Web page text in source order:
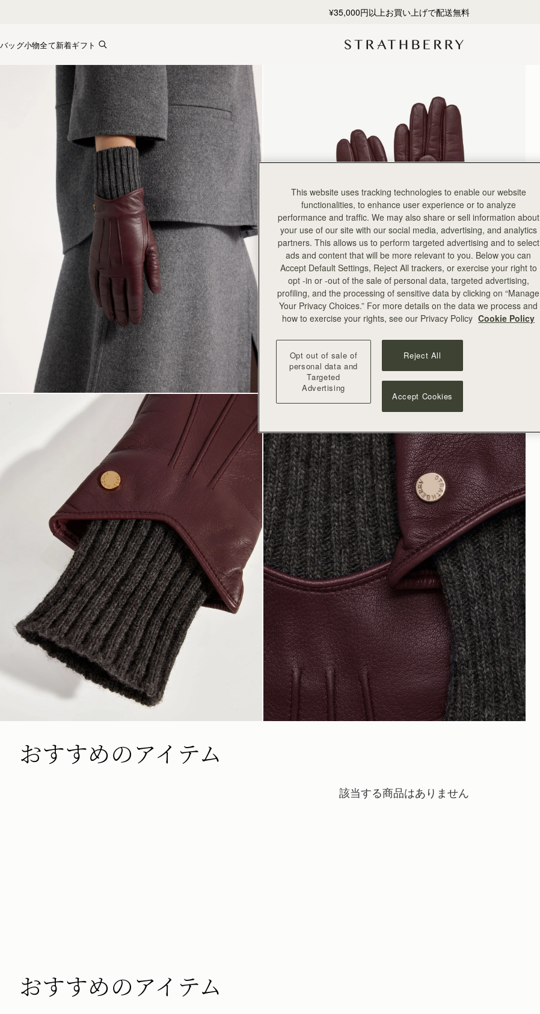
¥35,000円以上お買い上げで配送無料
バッグ小物全て新着ギフト
おすすめのアイテム
該当する商品はありません
おすすめのアイテム
This website uses tracking technologies to enable our website
functionalities, to enhance user experience or to analyze
performance and traffic. We may also share or sell information about
your use of our site with our social media, advertising, and analytics
partners. This allows us to perform targeted advertising and to select
ads and content that will be more relevant to you. Below you can
Accept Default Settings, Reject All trackers, or exercise your right to
opt -in or -out of the sale of personal data, targeted advertising,
profiling, and the processing of sensitive data by clicking on “Manage
Your Privacy Choices.” For more details on the data we process and
how to exercise your rights, see our Privacy Policy Cookie Policy
Opt out of sale of
personal data and
Targeted
Advertising
Reject All
Accept Cookies